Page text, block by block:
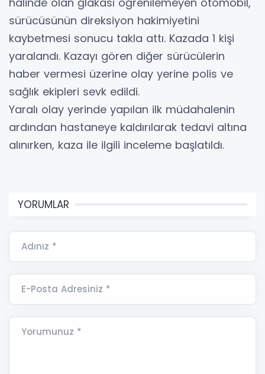
sürücüsünün direksiyon hakimiyetini
kaybetmesi sonucu takla attı. Kazada 1 kişi
yaralandı. Kazayı gören diğer sürücülerin
haber vermesi üzerine olay yerine polis ve
sağlık ekipleri sevk edildi.
Yaralı olay yerinde yapılan ilk müdahalenin
ardından hastaneye kaldırılarak tedavi altına
alınırken, kaza ile ilgili inceleme başlatıldı.
YORUMLAR
Adınız *
E-Posta Adresiniz *
Yorumunuz *